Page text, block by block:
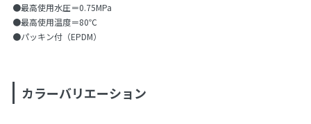
●最高使用水圧＝0.75MPa
●最高使用温度＝80℃
●パッキン付（EPDM）
カラーバリエーション